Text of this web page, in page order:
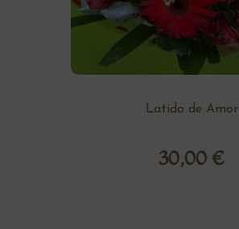
Latido de Amor
30,00 €